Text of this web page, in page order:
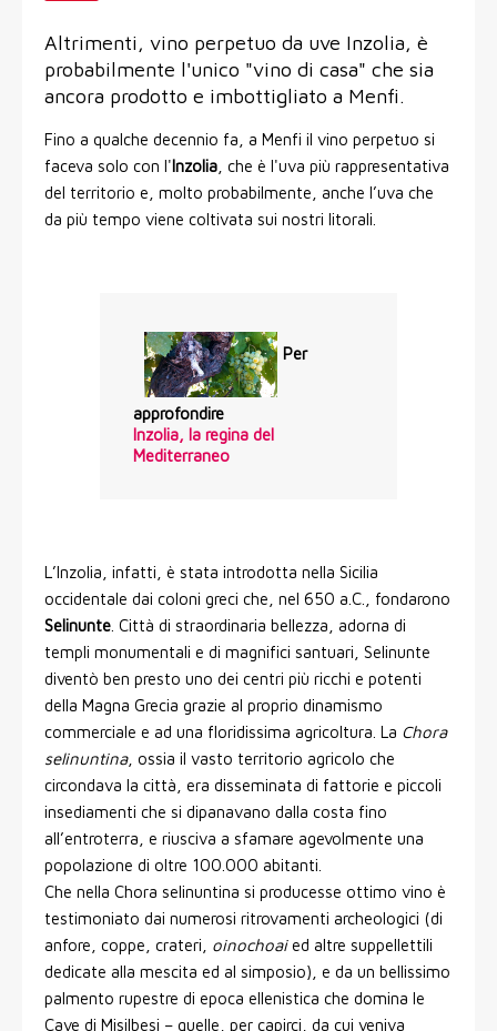
Altrimenti, vino perpetuo da uve Inzolia, è
probabilmente l'unico "vino di casa" che sia
ancora prodotto e imbottigliato a Menfi.
Fino a qualche decennio fa, a Menfi il vino perpetuo si
faceva solo con l' Inzolia, che è l'uva più rappresentativa
del territorio e, molto probabilmente, anche l’uva che
da più tempo viene coltivata sui nostri litorali.
Per
approfondire
Inzolia, la regina del
Mediterraneo
L’Inzolia, infatti, è stata introdotta nella Sicilia
occidentale dai coloni greci che, nel 650 a.C., fondarono
Selinunte . Città di straordinaria bellezza, adorna di
templi monumentali e di magnifici santuari, Selinunte
diventò ben presto uno dei centri più ricchi e potenti
della Magna Grecia grazie al proprio dinamismo
commerciale e ad una floridissima agricoltura. La Chora
selinuntina, ossia il vasto territorio agricolo che
circondava la città, era disseminata di fattorie e piccoli
insediamenti che si dipanavano dalla costa fino
all’entroterra, e riusciva a sfamare agevolmente una
popolazione di oltre 100.000 abitanti.
Che nella Chora selinuntina si producesse ottimo vino è
testimoniato dai numerosi ritrovamenti archeologici (di
anfore, coppe, crateri, oinochoaied altre suppellettili
dedicate alla mescita ed al simposio), e da un bellissimo
palmento rupestre di epoca ellenistica che domina le
Cave di Misilbesi – quelle, per capirci, da cui veniva